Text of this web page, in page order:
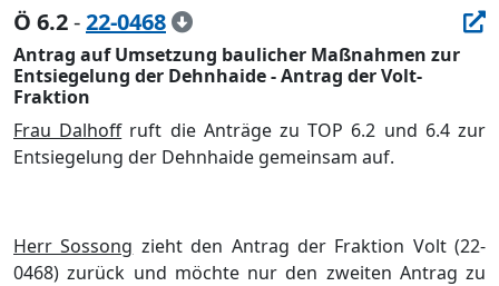
Ö 6.2-22-0468
Antrag auf Umsetzung baulicher Maßnahmen zur
Entsiegelung der Dehnhaide - Antrag der Volt-
Fraktion
Frau Dalhoffruft die Anträge zu TOP 6.2 und 6.4 zur
Entsiegelung der Dehnhaide gemeinsam auf.
Herr Sossong zieht den Antrag der Fraktion Volt (22-
0468) zurück und möchte nur den zweiten Antrag zu